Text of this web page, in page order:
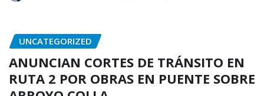
UNCATEGORIZED
ANUNCIAN CORTES DE TRÁNSITO EN
RUTA 2 POR OBRAS EN PUENTE SOBRE